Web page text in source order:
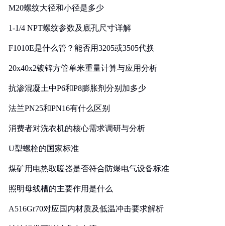
M20螺纹大径和小径是多少
1-1/4 NPT螺纹参数及底孔尺寸详解
F1010E是什么管？能否用3205或3505代换
20x40x2镀锌方管单米重量计算与应用分析
抗渗混凝土中P6和P8膨胀剂分别加多少
法兰PN25和PN16有什么区别
消费者对洗衣机的核心需求调研与分析
U型螺栓的国家标准
煤矿用电热取暖器是否符合防爆电气设备标准
照明母线槽的主要作用是什么
A516Gr70对应国内材质及低温冲击要求解析